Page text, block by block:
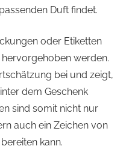
Duft findet.
oder Etiketten
werden.
bei und zeigt,
dem Geschenk
sind somit nicht nur
auch ein Zeichen von
kann.